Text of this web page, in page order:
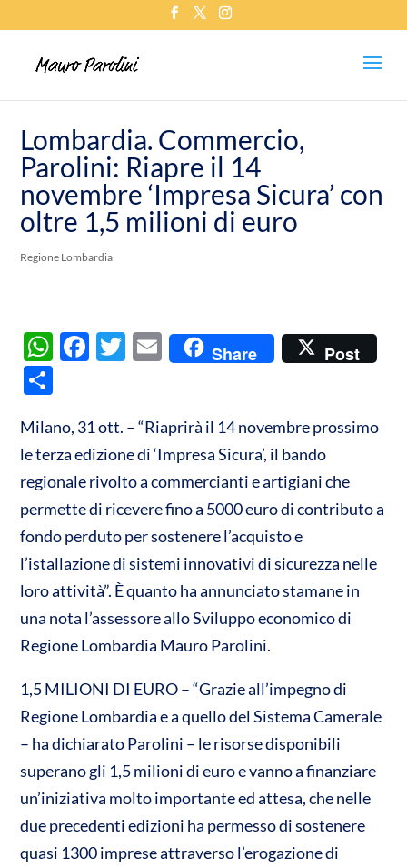
Lombardia. Commercio,
Parolini: Riapre il 14
novembre ‘Impresa Sicura’ con
oltre 1,5 milioni di euro
Regione Lombardia
W
s
A
p
p
F
b
o
o
k
T
er
E
Share Post
n
di
vi
di
Milano, 31 ott. – “Riaprirà il 14 novembre prossimo
le terza edizione di ‘Impresa Sicura’, il bando
regionale rivolto a commercianti e artigiani che
permette di ricevere fino a 5000 euro di contributo a
fondo perduto per sostenere l’acquisto e
l’istallazione di sistemi innovativi di sicurezza nelle
loro attività”. È quanto ha annunciato stamane in
una nota l’assessore allo Sviluppo economico di
Regione Lombardia Mauro Parolini.
1,5 MILIONI DI EURO – “Grazie all’impegno di
Regione Lombardia e a quello del Sistema Camerale
– ha dichiarato Parolini – le risorse disponibili
superano gli 1,5 milioni di euro e vanno a finanziare
un’iniziativa molto importante ed attesa, che nelle
due precedenti edizioni ha permesso di sostenere
quasi 1300 imprese attraverso l’erogazione di